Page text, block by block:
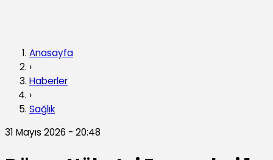
Anasayfa
›
Haberler
›
Sağlık
31 Mayıs 2026 - 20:48